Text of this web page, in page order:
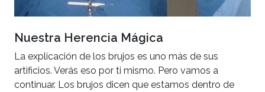
Nuestra Herencia Mágica
La explicación de los brujos es uno más de sus
artificios. Verás eso por ti mismo. Pero vamos a
continuar. Los brujos dicen que estamos dentro de